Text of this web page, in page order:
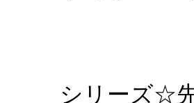
シリーズ☆